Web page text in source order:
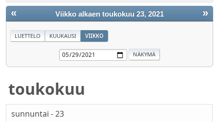
« »
Viikko alkaen toukokuu 23, 2021
LUETTELO KUUKAUSI VIIKKO
toukokuu
sunnuntai - 23